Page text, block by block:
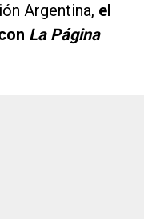
Argentina, el
La Página